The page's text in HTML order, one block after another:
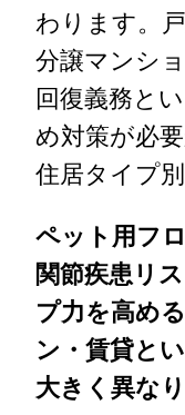
わります。
分譲マンシ
回復義務と
め対策が必
住居タイプ
ペット用フ
関節疾患リ
プ力を高め
ン・賃貸と
大きく異なり